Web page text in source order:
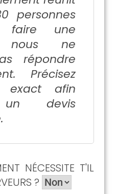
personnes
faire une
nous ne
répondre
Précisez
exact afin
un devis
NÉCESSITE T'IL
?